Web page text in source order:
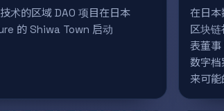
术的区域 DAO 项目在日本
的 Shiwa Town 启动
在日
区块
表董
数字档
来可能